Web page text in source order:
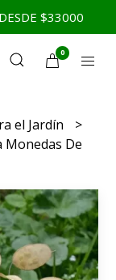
$33000
0
el Jardín
Monedas De